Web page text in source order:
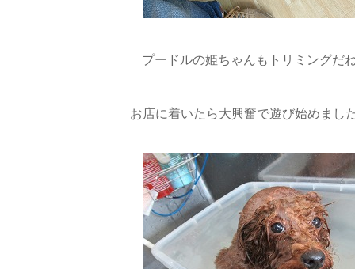
プードルの姫ちゃんもトリミングだ
お店に着いたら大興奮で遊び始めまし